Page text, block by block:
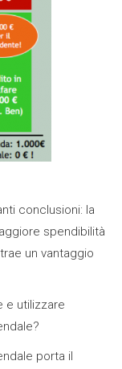
conclusioni: la
spendibilità
un vantaggio
e utilizzare
porta il